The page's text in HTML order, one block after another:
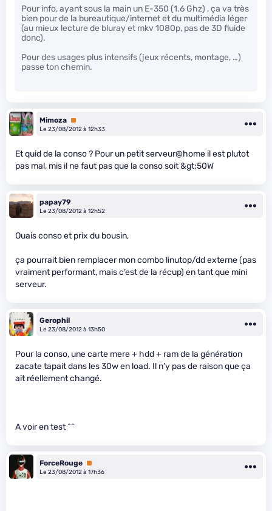
Pour info, ayant sous la main un E-350 (1.6 Ghz) , ça va très
bien pour de la bureautique/internet et du multimédia léger
(au mieux lecture de bluray et mkv 1080p, pas de 3D fluide
donc).
Pour des usages plus intensifs (jeux récents, montage, …)
passe ton chemin.
Mimoza Premium
Le 23/08/2012 à 12h33
Et quid de la conso ? Pour un petit serveur@home il est plutot
pas mal, mis il ne faut pas que la conso soit &gt;50W
papay79
Le 23/08/2012 à 12h52
Ouais conso et prix du bousin,
ça pourrait bien remplacer mon combo linutop/dd externe (pas
vraiment performant, mais c’est de la récup) en tant que mini
serveur.
Gerophil
Le 23/08/2012 à 13h50
Pour la conso, une carte mere + hdd + ram de la génération
zacate tapait dans les 30w en load. Il n’y pas de raison que ça
ait réellement changé.
A voir en test ^^
ForceRouge Premium
Le 23/08/2012 à 17h36